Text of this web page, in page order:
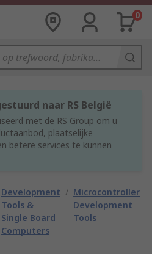
0
naar RS België
met de RS Group om u
plaatselijke
betere services te kunnen
Development
Tools &
Single Board
Computers
/ Microcontroller
Development
Tools